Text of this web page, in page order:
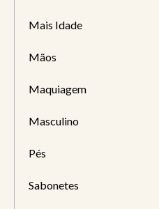
Mais Idade
Mãos
Maquiagem
Masculino
Pés
Sabonetes